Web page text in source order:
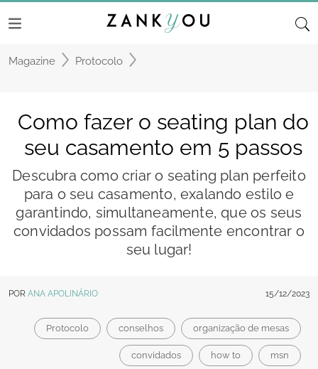
Magazine Protocolo
Como fazer o seating plan do
seu casamento em 5 passos
Descubra como criar o seating plan perfeito
para o seu casamento, exalando estilo e
garantindo, simultaneamente, que os seus
convidados possam facilmente encontrar o
seu lugar!
POR ANA APOLINÁRIO 15/12/2023
Protocolo conselhos organização de mesas
convidados how to msn